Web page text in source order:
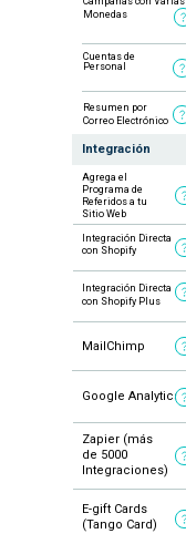
Monedas
Cuentas de
Personal
Resumen por
Correo Electrónico
Agrega el
Programa de
Referidos a tu
Sitio Web
Integración Directa
con Shopify
Integración Directa
con Shopify Plus
MailChimp
Google Analytics
Zapier (más
de 5000
Integraciones)
E-gift Cards
(Tango Card)
Integración